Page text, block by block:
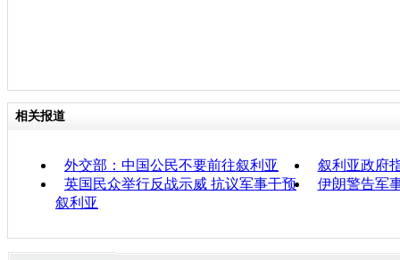
相关报道
外交部：中国公民不要前往叙利亚
叙利亚政府
英国民众举行反战示威 抗议军事干预
叙利亚
伊朗警告军